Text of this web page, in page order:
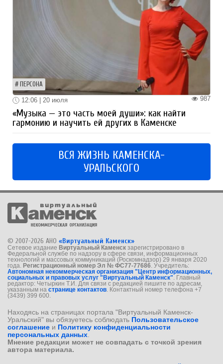
ПЕРСОНА
987
12:06 | 20 июля
«Музыка — это часть моей души»: как найти
гармонию и научить ей других в Каменске
ВСЯ ЖИЗНЬ КАМЕНСКА-
УРАЛЬСКОГО
© 2007-2026 АНО «Виртуальный Каменск»
Сетевое издание Виртуальный Каменск зарегистрировано в
Федеральной службе по надзору в сфере связи, информационных
технологий и массовых коммуникаций (Роскомнадзор) 29 января 2020
года. Регистрационный номер Эл № ФС77-77686. Учредитель:
Автономная некоммерческая организация "Центр информационных,
социальных и правовых услуг "Виртуальный Каменск". Главный
редактор: Четыркин Т.И. Для связи с редакцией пишите по адресам,
указанным на странице контактов. Контактный номер телефона +7
(3439) 399 600.
Находясь на страницах портала "Виртуальный Каменск-
Уральский" вы обязуетесь соблюдать Пользовательское
соглашение и Политику конфиденциальности
персональных данных
Мнение редакции может не совпадать с точкой зрения
автора материала.